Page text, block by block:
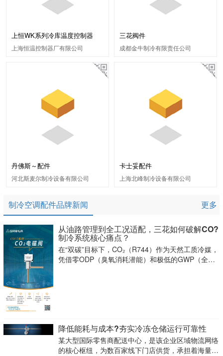
上恒WK系列冷库温度控制器
上海恒温控制器厂有限公司
三花阀件
成都金牛制冷有限责任公司
丹佛斯～配件
河北斯麦尔制冷设备有限公司
卡士妥配件
上海北峰制冷设备有限公司
制冷空调配件品牌新闻 更多
从油路管理到全工况适配，三花如何破解CO?
制冷系统核心痛点？
在“双碳”目标下，CO₂（R744）作为天然工质冷媒，
凭借零ODP（臭氧消耗潜能）和极低的GWP（全球
降低能耗与成本?夯实冷冻仓储运行可靠性
某大型国际零售商配送中心，是该企业区域物流网络
的核心枢纽，为数百家线下门店供货，承担着海量冷